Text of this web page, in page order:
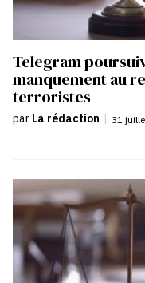
Telegram
manquement au
terroristes
par La rédaction | 31